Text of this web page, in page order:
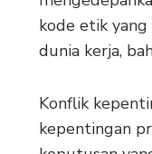
kode etik
dunia kerja,
Konflik
kepentingan